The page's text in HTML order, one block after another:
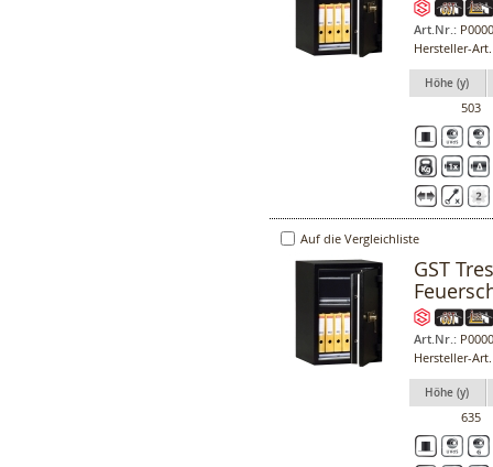
Art.Nr.:
Hersteller-
Höhe (y)
503
Auf die Vergleichliste
GST
Art.Nr.:
Hersteller-
Höhe (y)
635